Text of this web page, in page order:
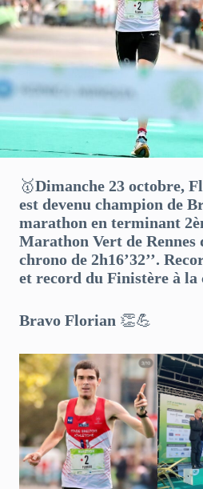
🥇Dimanche 23 octobre,
est devenu champion de
marathon en terminant
Marathon Vert de Rennes
chrono de 2h16’32’’.
et record du Finistère à la
Bravo Florian 👏💪